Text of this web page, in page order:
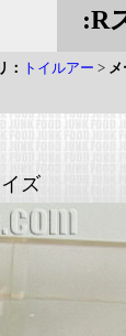
:R
： トイルアー > メ
ズ